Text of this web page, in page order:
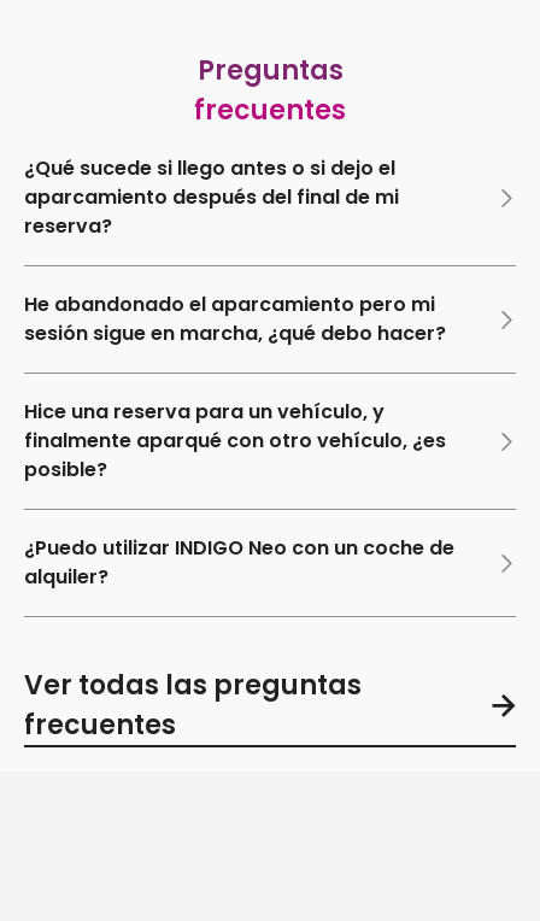
Preguntas
frecuentes
¿Qué sucede si llego antes o si dejo el
aparcamiento después del final de mi
reserva?
He abandonado el aparcamiento pero mi
sesión sigue en marcha, ¿qué debo hacer?
Hice una reserva para un vehículo, y
finalmente aparqué con otro vehículo, ¿es
posible?
¿Puedo utilizar INDIGO Neo con un coche de
alquiler?
Ver todas las preguntas
frecuentes